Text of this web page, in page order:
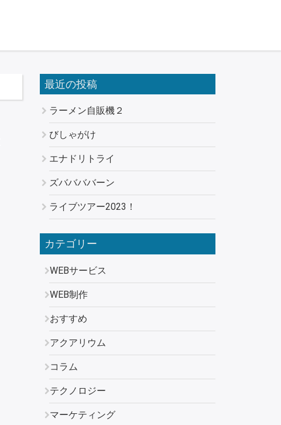
最近の投稿
ラーメン自販機２
びしゃがけ
エナドリトライ
ズババババーン
ライブツアー2023！
カテゴリー
WEBサービス
WEB制作
おすすめ
アクアリウム
コラム
テクノロジー
マーケティング